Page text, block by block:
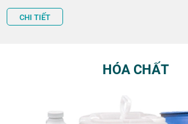
CHI TIẾT
HÓA CHẤT